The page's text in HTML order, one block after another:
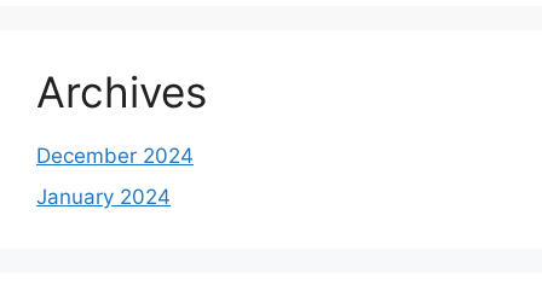
Archives
December 2024
January 2024